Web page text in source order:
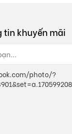
tin khuyến mãi
photo/?